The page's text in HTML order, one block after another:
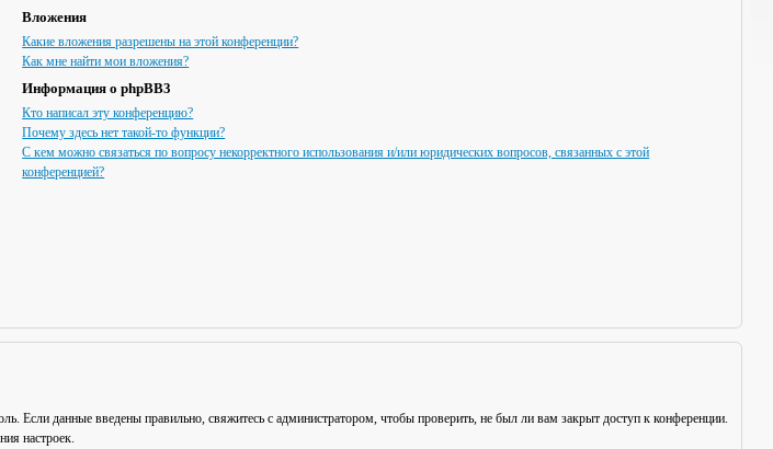
Вложения
Какие вложения разрешены на этой конференции?
Как мне найти мои вложения?
Информация о phpBB3
Кто написал эту конференцию?
Почему здесь нет такой-то функции?
С кем можно связаться по вопросу некорректного использования и/или юридических вопросов, связанных с этой
конференцией?
Если данные введены правильно, свяжитесь с администратором, чтобы проверить, не был ли вам закрыт доступ к конференции.
настроек.